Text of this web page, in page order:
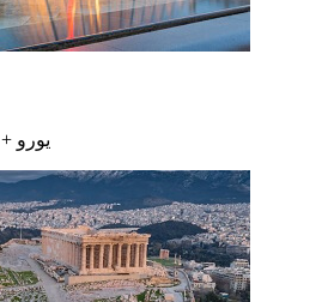
1490 یورو + 102.000.000 تومان